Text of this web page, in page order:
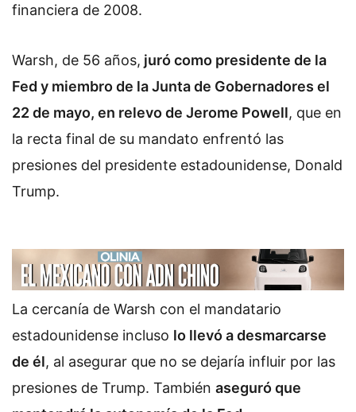
financiera de 2008.
Warsh, de 56 años, juró como presidente de la
Fed y miembro de la Junta de Gobernadores el
22 de mayo, en relevo de Jerome Powell, que en
la recta final de su mandato enfrentó las
presiones del presidente estadounidense, Donald
Trump.
La cercanía de Warsh con el mandatario
estadounidense incluso lo llevó a desmarcarse
de él, al asegurar que no se dejaría influir por las
presiones de Trump. También aseguró que